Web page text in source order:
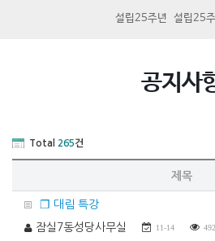
설립25주년 설립25
공지사
Total 265건
제목
❐ 대림 특강
잠실7동성당사무실
11-14 492